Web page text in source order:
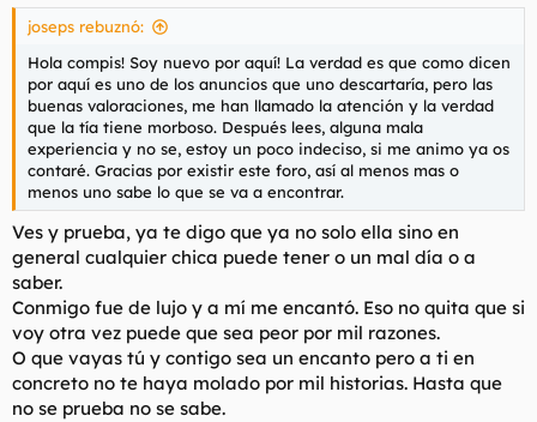
s
joseps rebuznó:
Hola compis! Soy nuevo por aquí! La verdad es que como dicen
por aquí es uno de los anuncios que uno descartaría, pero las
buenas valoraciones, me han llamado la atención y la verdad
que la tía tiene morboso. Después lees, alguna mala
experiencia y no se, estoy un poco indeciso, si me animo ya os
contaré. Gracias por existir este foro, así al menos mas o
menos uno sabe lo que se va a encontrar.
Ves y prueba, ya te digo que ya no solo ella sino en
general cualquier chica puede tener o un mal día o a
saber.
Conmigo fue de lujo y a mí me encantó. Eso no quita que si
voy otra vez puede que sea peor por mil razones.
O que vayas tú y contigo sea un encanto pero a ti en
concreto no te haya molado por mil historias. Hasta que
no se prueba no se sabe.